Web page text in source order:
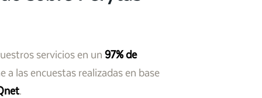
servicios en un 97% de
a las encuestas realizadas en base
.